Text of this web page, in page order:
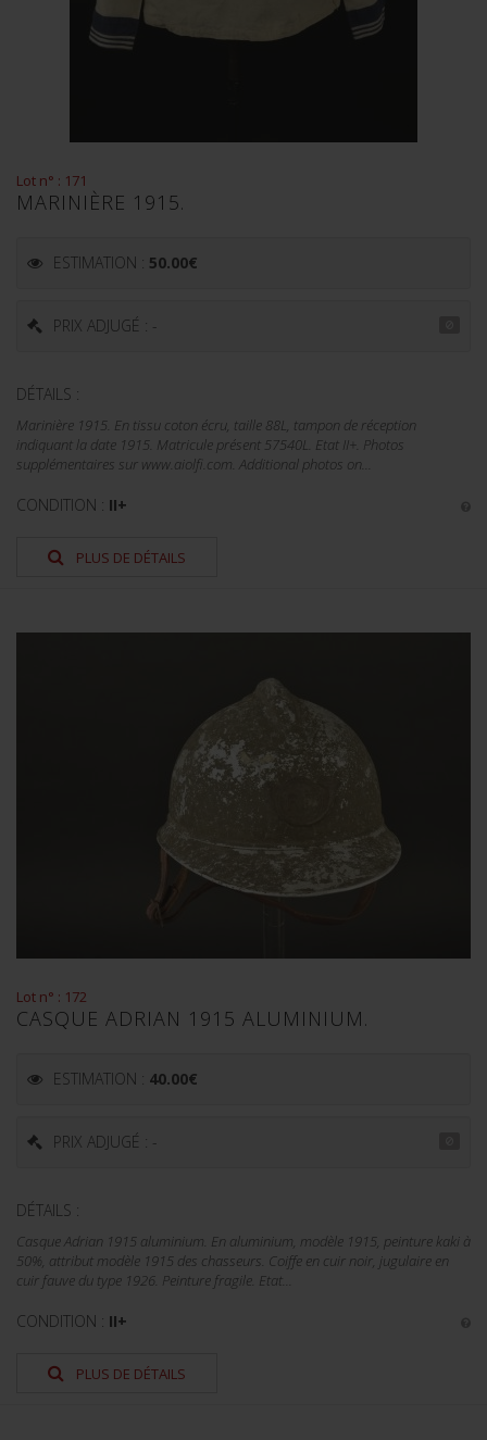
Lot n° : 171
MARINIÈRE 1915.
ESTIMATION : 50.00€
PRIX ADJUGÉ : -
DÉTAILS :
Marinière 1915. En tissu coton écru, taille 88L, tampon de réception
indiquant la date 1915. Matricule présent 57540L. Etat II+. Photos
supplémentaires sur www.aiolfi.com. Additional photos on...
CONDITION : II+
PLUS DE DÉTAILS
Lot n° : 172
CASQUE ADRIAN 1915 ALUMINIUM.
ESTIMATION : 40.00€
PRIX ADJUGÉ : -
DÉTAILS :
Casque Adrian 1915 aluminium. En aluminium, modèle 1915, peinture kaki à
50%, attribut modèle 1915 des chasseurs. Coiffe en cuir noir, jugulaire en
cuir fauve du type 1926. Peinture fragile. Etat...
CONDITION : II+
PLUS DE DÉTAILS